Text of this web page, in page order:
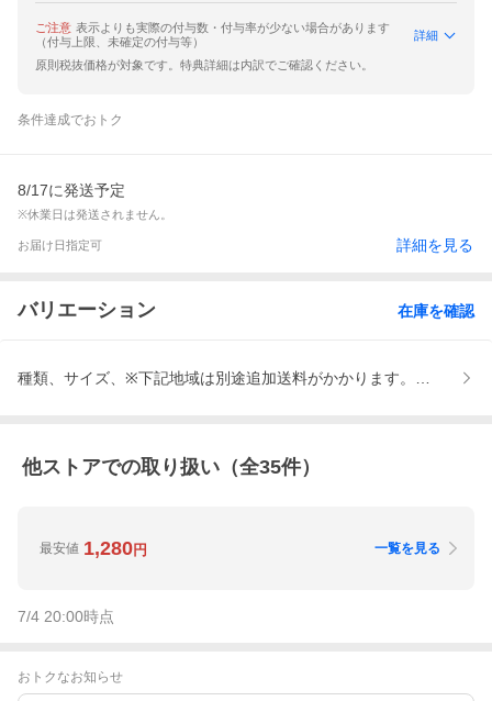
ご注意 表示よりも実際の付与数・付与率が少ない場合があります
（付与上限、未確定の付与等）
詳細
原則税抜価格が対象です。特典詳細は内訳でご確認ください。
条件達成でおトク
8/17に発送予定
※休業日は発送されません。
お届け日指定可 詳細を見る
バリエーション 在庫を確認
種類、サイズ、※下記地域は別途追加送料がかかります。、上記内
他ストアでの取り扱い（全35件）
最安値 1,280円 一覧を見る
7/4 20:00時点
おトクなお知らせ